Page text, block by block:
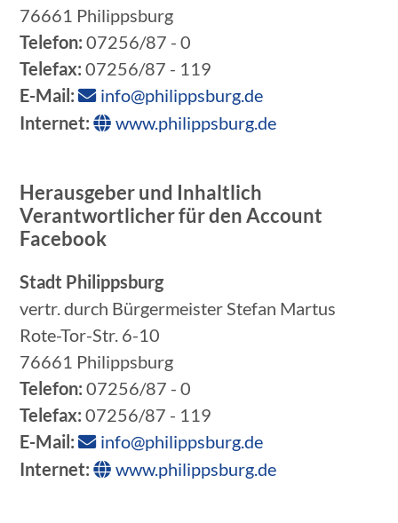
76661 Philippsburg
Telefon: 07256/87 - 0
Telefax: 07256/87 - 119
E-Mail:
info@philippsburg.de
Internet:
www.philippsburg.de
Herausgeber und Inhaltlich
Verantwortlicher für den Account
Facebook
Stadt Philippsburg
vertr. durch Bürgermeister Stefan Martus
Rote-Tor-Str. 6-10
76661 Philippsburg
Telefon: 07256/87 - 0
Telefax: 07256/87 - 119
E-Mail:
info@philippsburg.de
Internet:
www.philippsburg.de